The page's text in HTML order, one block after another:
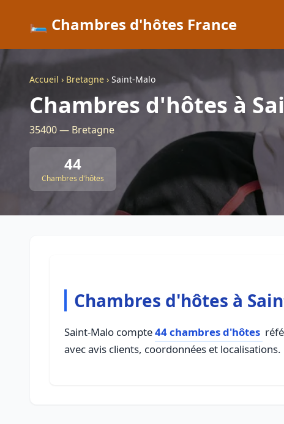
🛏️ Chambres d'hôtes France
Accueil › Bretagne › Saint-Malo
Chambres d'hôtes à
35400 — Bretagne
44
Chambres d'hôtes
Chambres d'hôtes à
Saint-Malo compte44 chambres d'hôtes
avec avis clients, coordonnées et localisations.